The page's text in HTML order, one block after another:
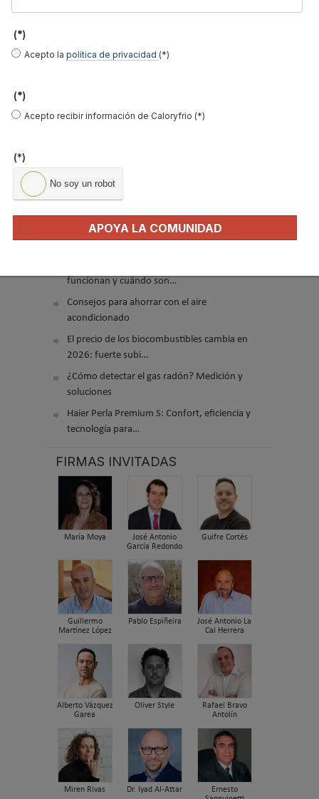
Enviar
El precio del pellet vuelve a subir…
funcionan y cuándo son…
Consejos para ahorrar con el aire
acondicionado
El precio de los biocombustibles cambia en
2026: fuerte subi…
¿Cómo detectar el gas radón? Medición y
soluciones
Haier Perla Premium S: Confort, eficiencia y
tecnología para…
FIRMAS INVITADAS
María Moya
José Antonio
García Redondo
Guifre Cortés
Guillermo
Martínez López
Pablo Espiñeira
José Antonio La
Cal Herrera
Alberto Vázquez
Garea
Oliver Style
Rafael Bravo
Antolín
Miren Rivas Dr. Iyad Al-Attar
Ernesto
(*)
Acepto la política de privacidad (*)
(*)
Acepto recibir información de Caloryfrio (*)
(*)
No soy un robot
APOYA LA COMUNIDAD